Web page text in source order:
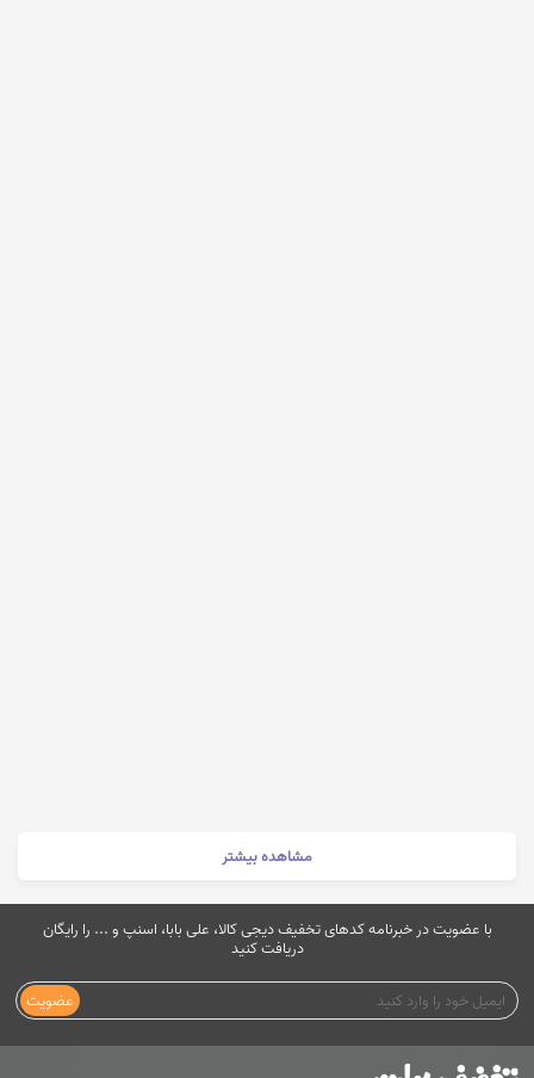
مشاهده بیشتر
با عضویت در خبرنامه کدهای تخفیف دیجی کالا، علی بابا، اسنپ و ... را رایگان
دریافت کنید
عضویت